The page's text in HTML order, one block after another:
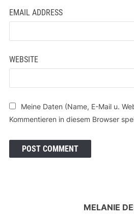
EMAIL ADDRESS
WEBSITE
Meine Daten (Name, E-Mail u.
Kommentieren in diesem Browser
MELANIE